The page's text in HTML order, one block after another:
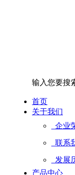
输入您要搜
首页
关于我们
企业
联系
发展
产品中心